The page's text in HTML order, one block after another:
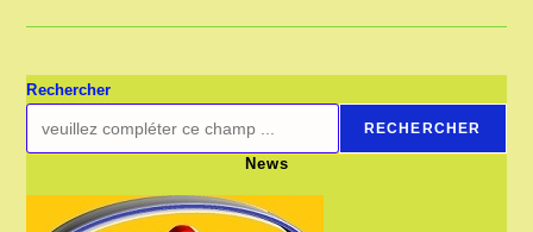
Rechercher
RECHERCHER
News